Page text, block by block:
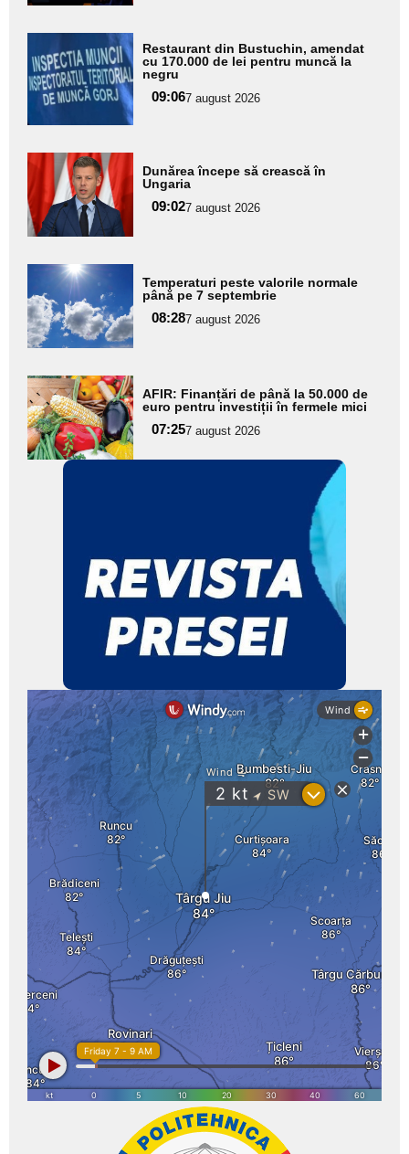
Adaugă
aici textul
pentru
subtitlu
Restaurant din Bustuchin, amendat
cu 170.000 de lei pentru muncă la
negru
09:067 august 2026
Adaugă
aici textul
pentru
subtitlu
Dunărea începe să crească în
Ungaria
09:027 august 2026
Adaugă
aici textul
pentru
subtitlu
Temperaturi peste valorile normale
până pe 7 septembrie
08:287 august 2026
Adaugă
aici textul
pentru
subtitlu
AFIR: Finanțări de până la 50.000 de
euro pentru investiții în fermele mici
07:257 august 2026